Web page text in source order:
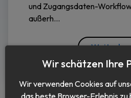
und Zugangsdaten-
außerh...
Wir schätzen Ihre
Wir verwenden Cookies auf
das beste Browser-Erlebnis